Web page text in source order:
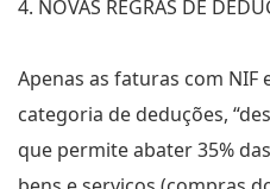
4. NOVAS REGRAS DE
Apenas as faturas com
categoria de deduções,
que permite abater 35%